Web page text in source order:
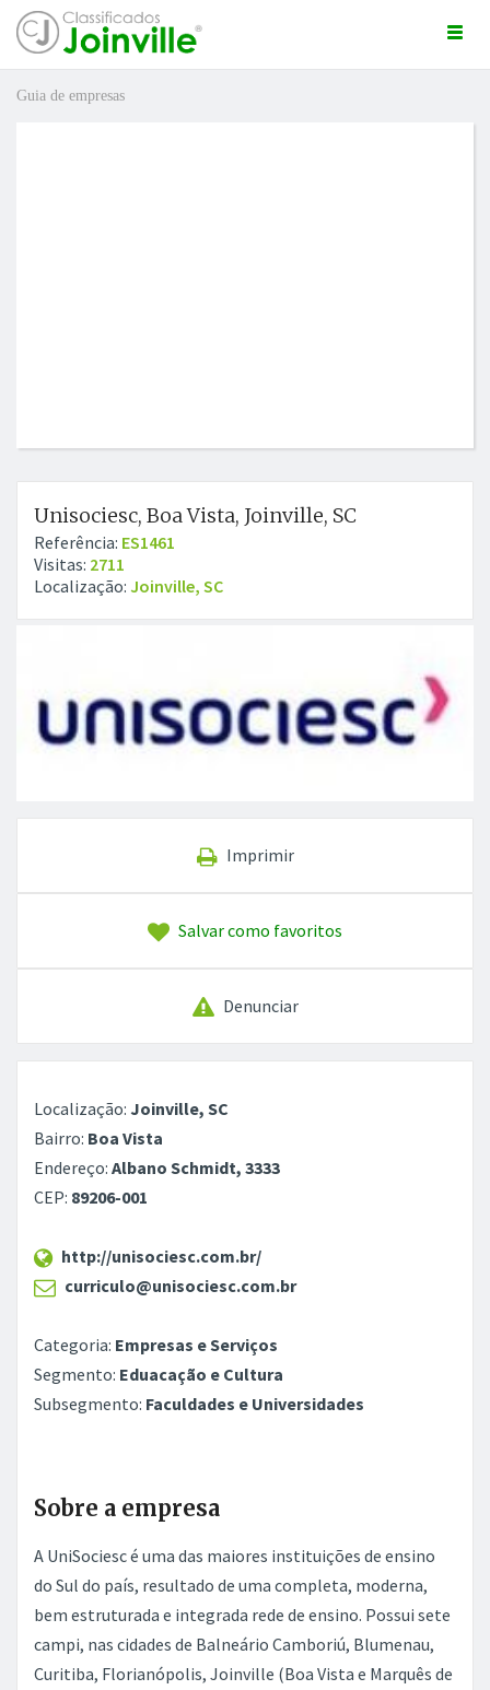
Guia de empresas
Unisociesc, Boa Vista, Joinville, SC
Referência: ES1461
Visitas: 2711
Localização: Joinville, SC
Imprimir
Salvar como favoritos
Denunciar
Localização: Joinville, SC
Bairro: Boa Vista
Endereço: Albano Schmidt, 3333
CEP: 89206-001
http://unisociesc.com.br/
curriculo@unisociesc.com.br
Categoria: Empresas e Serviços
Segmento: Eduacação e Cultura
Subsegmento: Faculdades e Universidades
Sobre a empresa
A UniSociesc é uma das maiores instituições de ensino
do Sul do país, resultado de uma completa, moderna,
bem estruturada e integrada rede de ensino. Possui sete
campi, nas cidades de Balneário Camboriú, Blumenau,
Curitiba, Florianópolis, Joinville (Boa Vista e Marquês de
GRÁTIS